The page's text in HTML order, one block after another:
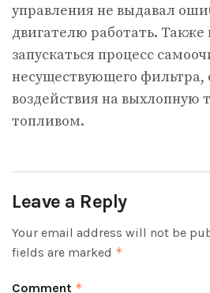
управления не выдавал
двигателю работать. Также
запускаться процесс
несуществующего фильтра,
воздействия на выхлопную
топливом.
Leave a Reply
Your email address will not be
fields are marked *
Comment *